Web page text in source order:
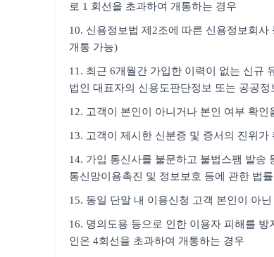
로 1 회선을 초과하여 개통하는 경우
10. 신용정보법 제2조에 따른 신용정보회
개통 가능)
11. 최근 6개월간 가입한 이력이 없는 신규
법인 대표자의 신용도판단정보 또는 공공
12. 고객이 본인이 아니거나 본인 여부 확인
13. 고객이 제시한 신분증 및 증서의 진위가
14. 가입 통신사를 불문하고 불법스팸 발
통신망이용촉진 및 정보보호 등에 관한 법
15. 동일 단말 내 이용신청 고객 본인이 아
16. 명의도용 등으로 인한 이용자 피해를
인은 4회선을 초과하여 개통하는 경우